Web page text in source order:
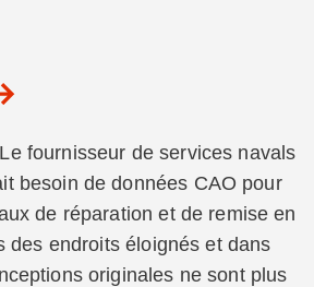
Le fournisseur de services navals
besoin de données CAO pour
de réparation et de remise en
des endroits éloignés et dans
originales ne sont plus